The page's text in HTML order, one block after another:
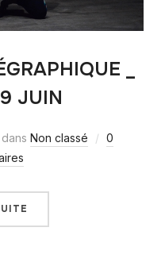
_
JUIN
dans Non classé
0